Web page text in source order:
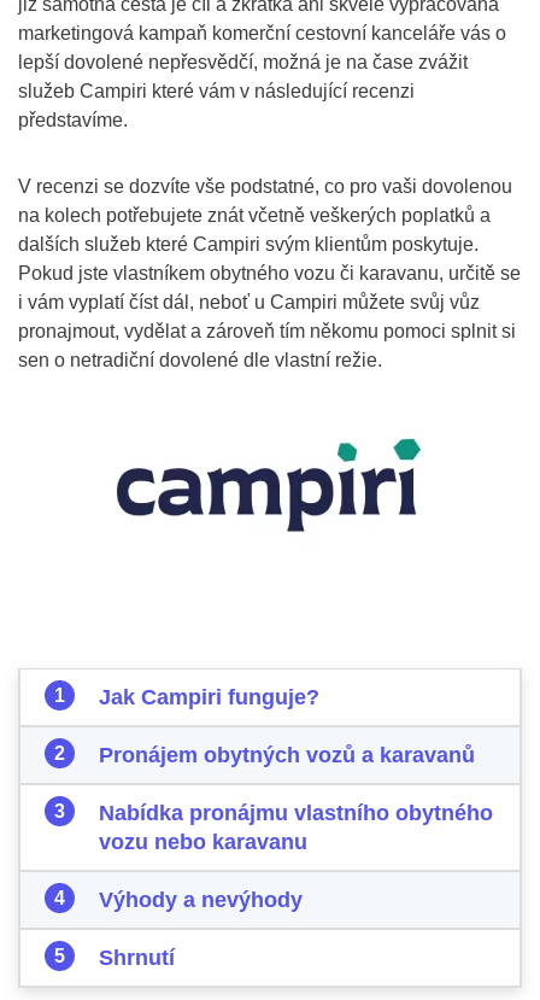
již samotná cesta je cíl a zkrátka ani skvěle vypracovaná
marketingová kampaň komerční cestovní kanceláře vás o
lepší dovolené nepřesvědčí, možná je na čase zvážit
služeb Campiri které vám v následující recenzi
představíme.
V recenzi se dozvíte vše podstatné, co pro vaši dovolenou
na kolech potřebujete znát včetně veškerých poplatků a
dalších služeb které Campiri svým klientům poskytuje.
Pokud jste vlastníkem obytného vozu či karavanu, určitě se
i vám vyplatí číst dál, neboť u Campiri můžete svůj vůz
pronajmout, vydělat a zároveň tím někomu pomoci splnit si
sen o netradiční dovolené dle vlastní režie.
Jak Campiri funguje?
Pronájem obytných vozů a karavanů
Nabídka pronájmu vlastního obytného
vozu nebo karavanu
Výhody a nevýhody
Shrnutí